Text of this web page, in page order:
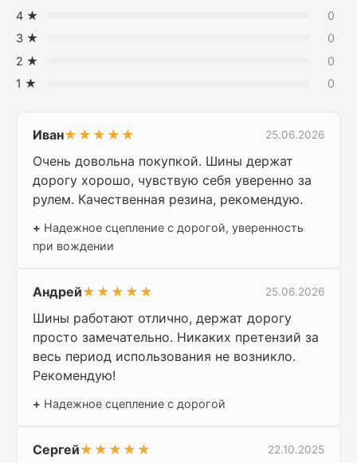
4 ★
0
3 ★
0
2 ★
0
1 ★
0
Иван★★★★★ 25.06.2026
Очень довольна покупкой. Шины держат
дорогу хорошо, чувствую себя уверенно за
рулем. Качественная резина, рекомендую.
+ Надежное сцепление с дорогой, уверенность
при вождении
Андрей★★★★★ 25.06.2026
Шины работают отлично, держат дорогу
просто замечательно. Никаких претензий за
весь период использования не возникло.
Рекомендую!
+ Надежное сцепление с дорогой
Сергей★★★★★ 22.10.2025